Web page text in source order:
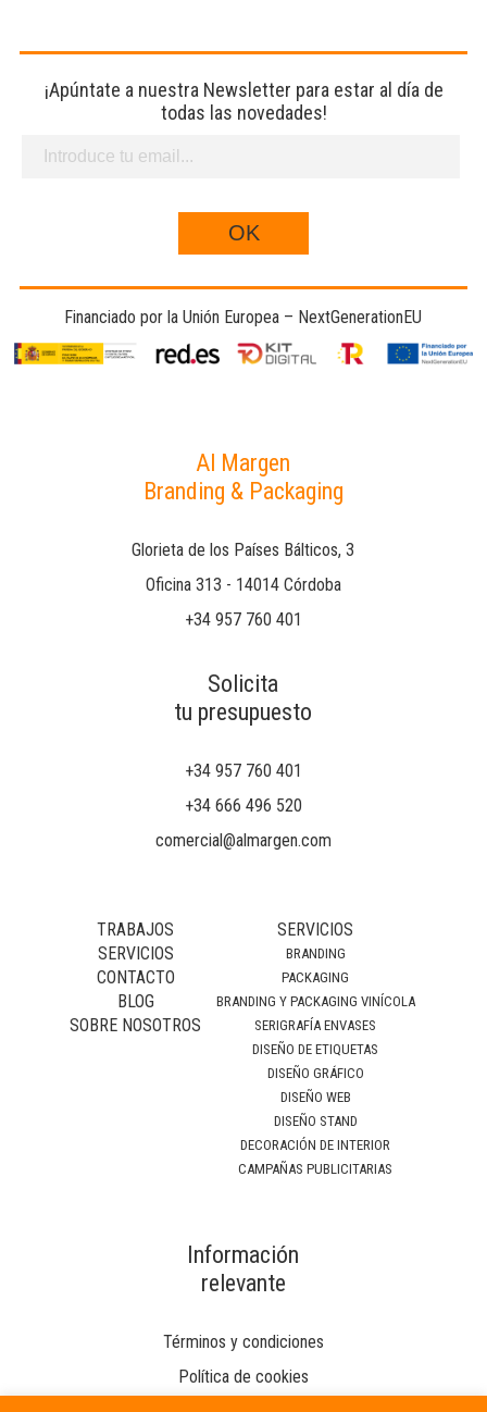
¡Apúntate a nuestra Newsletter para estar al día de
todas las novedades!
Financiado por la Unión Europea – NextGenerationEU
Al Margen
Branding & Packaging
Glorieta de los Países Bálticos, 3
Oficina 313 - 14014 Córdoba
+34 957 760 401
Solicita
tu presupuesto
+34 957 760 401
+34 666 496 520
comercial@almargen.com
TRABAJOS
SERVICIOS
CONTACTO
BLOG
SOBRE NOSOTROS
SERVICIOS
BRANDING
PACKAGING
BRANDING Y PACKAGING VINÍCOLA
SERIGRAFÍA ENVASES
DISEÑO DE ETIQUETAS
DISEÑO GRÁFICO
DISEÑO WEB
DISEÑO STAND
DECORACIÓN DE INTERIOR
CAMPAÑAS PUBLICITARIAS
Información
relevante
Términos y condiciones
Política de cookies